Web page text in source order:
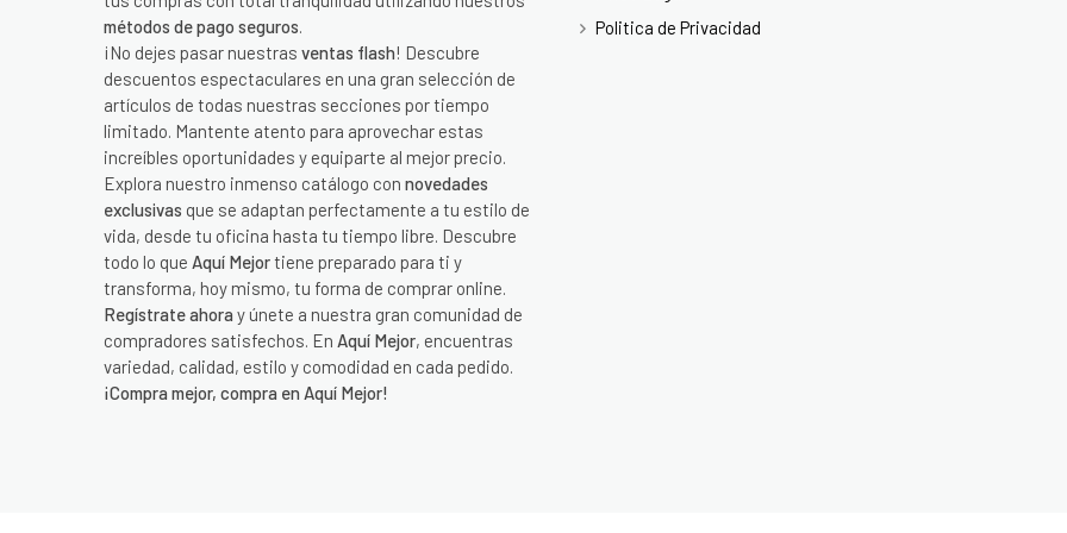
métodos de pago seguros.
¡No dejes pasar nuestras ventas flash! Descubre
descuentos espectaculares en una gran selección de
artículos de todas nuestras secciones por tiempo
limitado. Mantente atento para aprovechar estas
increíbles oportunidades y equiparte al mejor precio.
Explora nuestro inmenso catálogo con novedades
exclusivas que se adaptan perfectamente a tu estilo de
vida, desde tu oficina hasta tu tiempo libre. Descubre
todo lo que Aquí Mejortiene preparado para ti y
transforma, hoy mismo, tu forma de comprar online.
Regístrate ahora y únete a nuestra gran comunidad de
compradores satisfechos. En Aquí Mejor, encuentras
variedad, calidad, estilo y comodidad en cada pedido.
¡Compra mejor, compra en Aquí Mejor!
Politica de Privacidad